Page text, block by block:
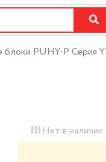
PUHY-P Серия
Нет в наличии